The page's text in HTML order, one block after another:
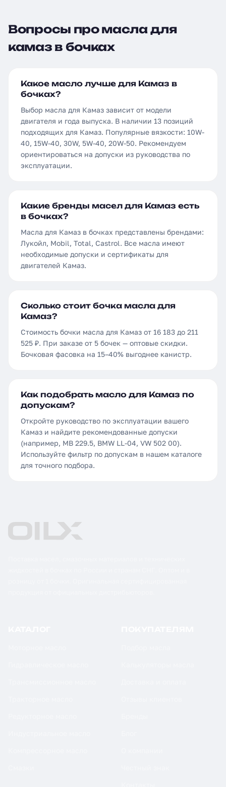
Вопросы про масла для
камаз в бочках
Какое масло лучше для Камаз в
бочках?
Выбор масла для Камаз зависит от модели
двигателя и года выпуска. В наличии 13 позиций
подходящих для Камаз. Популярные вязкости: 10W-
40, 15W-40, 30W, 5W-40, 20W-50. Рекомендуем
ориентироваться на допуски из руководства по
эксплуатации.
Какие бренды масел для Камаз есть
в бочках?
Масла для Камаз в бочках представлены брендами:
Лукойл, Mobil, Total, Castrol. Все масла имеют
необходимые допуски и сертификаты для
двигателей Камаз.
Сколько стоит бочка масла для
Камаз?
Стоимость бочки масла для Камаз от 16 183 до 211
525 ₽. При заказе от 5 бочек — оптовые скидки.
Бочковая фасовка на 15–40% выгоднее канистр.
Как подобрать масло для Камаз по
допускам?
Откройте руководство по эксплуатации вашего
Камаз и найдите рекомендованные допуски
(например, MB 229.5, BMW LL-04, VW 502 00).
Используйте фильтр по допускам в нашем каталоге
для точного подбора.